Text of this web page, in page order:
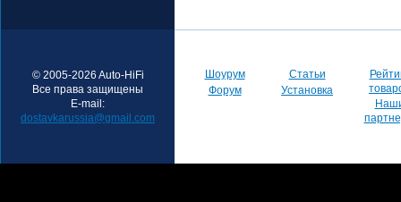
© 2005-2026 Auto-HiFi
Все права защищены
E-mail:
dostavkarussia@gmail.com
Шоурум
Форум
Статьи
Установка